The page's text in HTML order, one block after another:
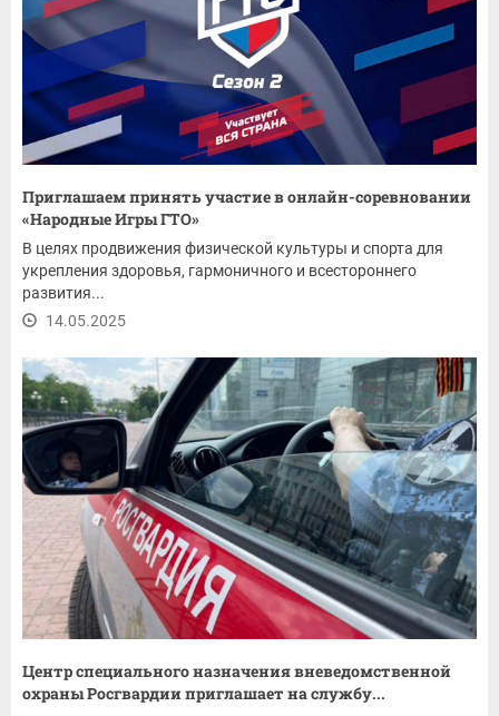
Приглашаем принять участие в онлайн-соревновании
«Народные Игры ГТО»
В целях продвижения физической культуры и спорта для
укрепления здоровья, гармоничного и всестороннего
развития...
14.05.2025
Центр специального назначения вневедомственной
охраны Росгвардии приглашает на службу...